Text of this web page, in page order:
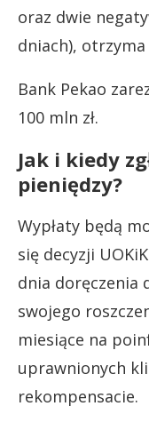
oraz dwie
dniach), otrzyma
Bank Pekao
100 mln zł.
Jak i kiedy
pieniędzy?
Wypłaty będą
się decyzji
dnia doręczenia
swojego
miesiące na
uprawnionych
rekompensacie.